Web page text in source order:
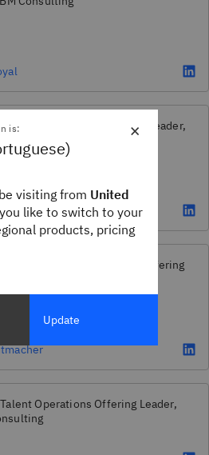
Operations Offering Leader,
HR & Employee Operations Offering
Operations Offering Leader,
×
is:
visiting from United
like to switch to your
products, pricing
Update